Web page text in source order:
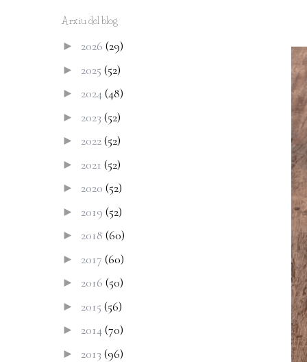
Arxiu del blog
► 2026 (29)
► 2025 (52)
► 2024(48)
► 2023 (52)
► 2022(52)
► 2021 (52)
► 2020 (52)
► 2019 (52)
► 2018 (60)
► 2017 (60)
► 2016 (50)
► 2015 (56)
► 2014(70)
► 2013 (96)